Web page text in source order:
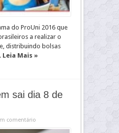
do ProUni 2016 que
a realizar o
distribuindo bolsas
Leia Mais »
sai dia 8 de
comentário